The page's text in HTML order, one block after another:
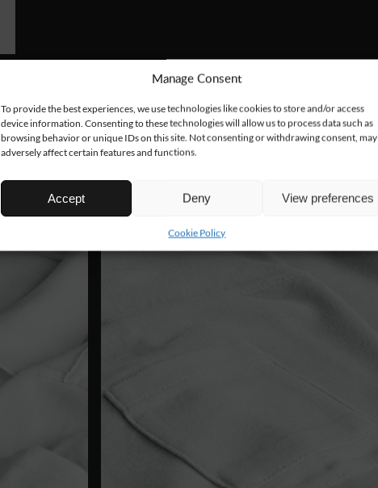
Manage Consent
To provide the best experiences, we use technologies like cookies to store and/or access
device information. Consenting to these technologies will allow us to process data such as
browsing behavior or unique IDs on this site. Not consenting or withdrawing consent, may
adversely affect certain features and functions.
Accept Deny View preferences
Cookie Policy